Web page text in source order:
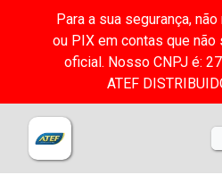
Para a sua segurança,
ou PIX em contas que não
oficial. Nosso CNPJ é:
ATEF